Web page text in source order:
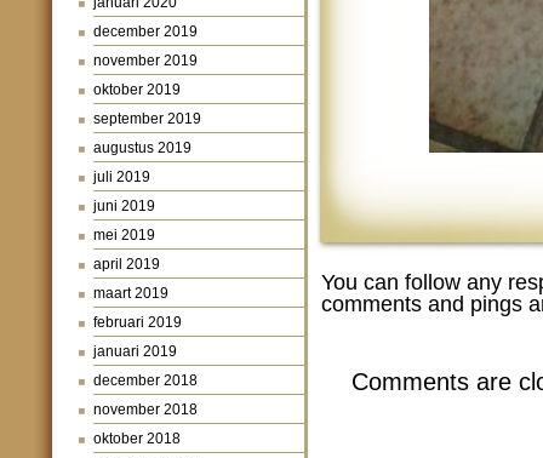
december 2019
november 2019
oktober 2019
september 2019
augustus 2019
juli 2019
juni 2019
mei 2019
april 2019
maart 2019
februari 2019
januari 2019
december 2018
november 2018
oktober 2018
You can follow any
comments and pings
Comments are